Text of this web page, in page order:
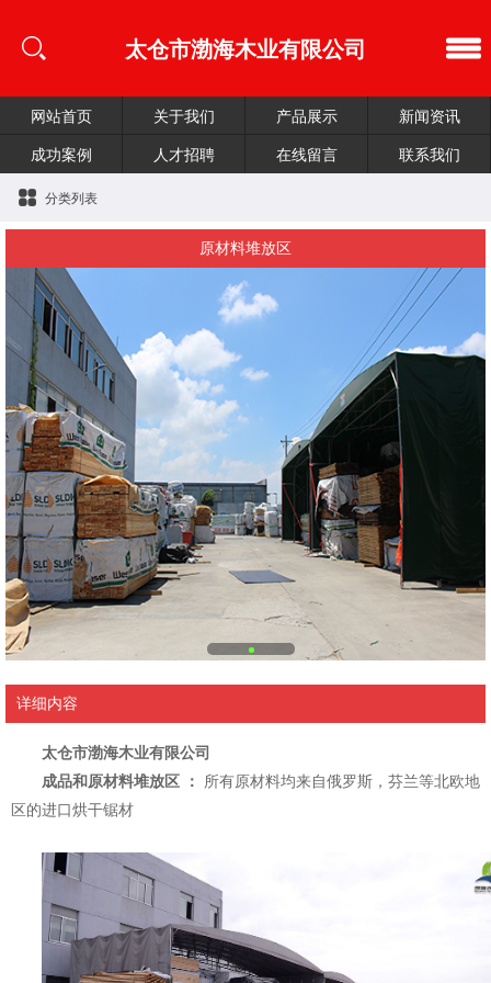
太仓市渤海木业有限公司
网站首页 关于我们 产品展示
新闻资讯
成功案例
人才招聘 在线留言 联系我们
分类列表
原材料堆放区
详细内容
太仓市渤海木业有限公司
成品和原材料堆放区 ：
所有原材料均来自俄罗斯，芬兰等北欧地
区的进口烘干锯材